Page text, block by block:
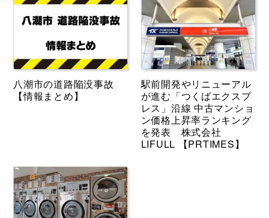
八潮市の道路陥没事故
【情報まとめ】
駅前開発やリニューアル
が進む「つくばエクスプ
レス」沿線 中古マンショ
ン価格上昇率ランキング
を発表 株式会社
LIFULL 【PRTIMES】